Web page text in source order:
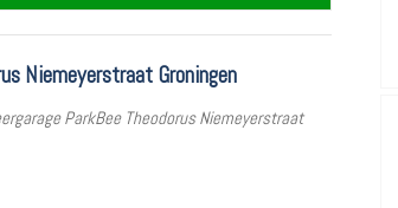
Niemeyerstraat Groningen
ParkBee Theodorus Niemeyerstraat